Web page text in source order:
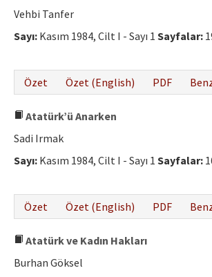
Vehbi Tanfer
Sayı: Kasım 1984, Cilt I - Sayı 1 Sayfalar:
Özet
Özet (English) PDF
Atatürk’ü Anarken
Sadi Irmak
Sayı: Kasım 1984, Cilt I - Sayı 1 Sayfalar:
Özet
Özet (English) PDF
Atatürk ve Kadın Hakları
Burhan Göksel